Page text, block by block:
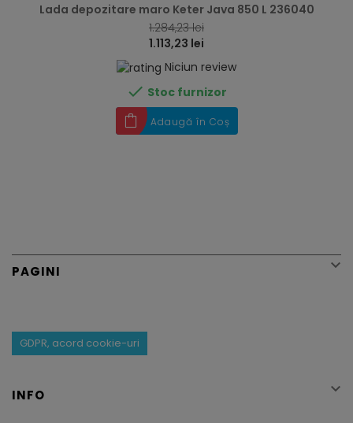
Lada depozitare maro Keter Java 850 L 236040
1.284,23 lei
1.113,23 lei
Niciun review
 Stoc furnizor
Adaugă în Coș
PAGINI 
GDPR, acord cookie-uri
INFO 